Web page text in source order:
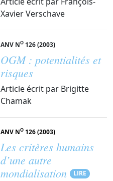
Xavier Verschave
ANV NO 126 (2003)
OGM : potentialités et
risques
Article écrit par Brigitte
Chamak
ANV NO 126 (2003)
Les critères humains
d’une autre
mondialisation
LIRE